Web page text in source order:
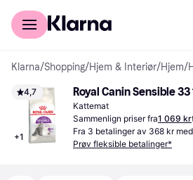
For kunder
Klarna/Shopping/Hjem & Interiør/Hjem/
4,7
+1
Royal Canin Sensible 33
Kattemat
Sammenlign priser fra1 069 kr
Fra 3 betalinger av 368 kr med
Prøv fleksible betalinger*